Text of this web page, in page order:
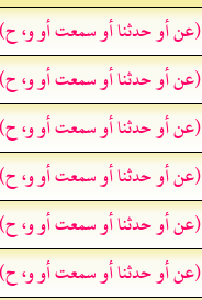
(عن أو حدثنا أو سمعت أو و، ح)
(عن أو حدثنا أو سمعت أو و، ح)
(عن أو حدثنا أو سمعت أو و، ح)
(عن أو حدثنا أو سمعت أو و، ح)
(عن أو حدثنا أو سمعت أو و، ح)
(عن أو حدثنا أو سمعت أو و، ح)